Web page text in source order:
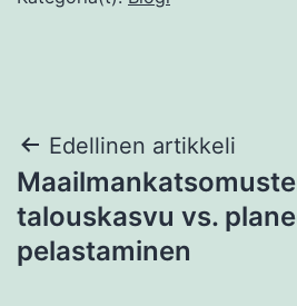
Artikkelien
selaus
Edellinen artikkeli
talouskasvu vs.
pelastaminen